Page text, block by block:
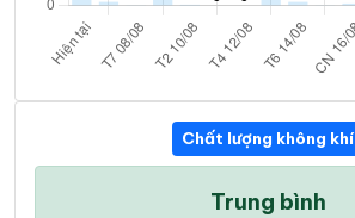
Chất lượng không khí
Trung bình